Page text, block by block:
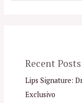
Recent Posts
Lips Signature:
Exclusivo